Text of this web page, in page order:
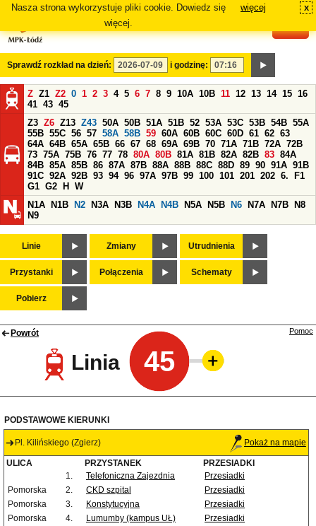
Nasza strona wykorzystuje pliki cookie. Dowiedz się
więcej.
więcej x
Sprawdź rozkład na dzień: i godzinę:
Z Z1 Z2 0 1 2 3 4 5 6 7 8 9 10A 10B 11 12 13 14 15 16
41 43 45
Z3 Z6 Z13 Z43 50A 50B 51A 51B 52 53A 53C 53B 54B 55A
55B 55C 56 57 58A 58B 59 60A 60B 60C 60D 61 62 63
64A 64B 65A 65B 66 67 68 69A 69B 70 71A 71B 72A 72B
73 75A 75B 76 77 78 80A 80B 81A 81B 82A 82B 83 84A
84B 85A 85B 86 87A 87B 88A 88B 88C 88D 89 90 91A 91B
91C 92A 92B 93 94 96 97A 97B 99 100 101 201 202 6.
F1
G1 G2 H
W
N1A
N1B N2 N3A N3B N4A N4B N5A N5B N6 N7A N7B
N8
N9
Linie Zmiany Utrudnienia
Przystanki Połączenia Schematy
Pobierz
Powrót
Linia 45
Pomoc
PODSTAWOWE KIERUNKI
Pl. Kilińskiego (Zgierz) Pokaż na mapie
ULICA PRZYSTANEK
PRZESIADKI
1.
Telefoniczna Zajezdnia
Przesiadki
Pomorska
2. CKD szpital
Przesiadki
Pomorska
3. Konstytucyjna
Przesiadki
Pomorska
4. Lumumby (kampus UŁ)
Przesiadki